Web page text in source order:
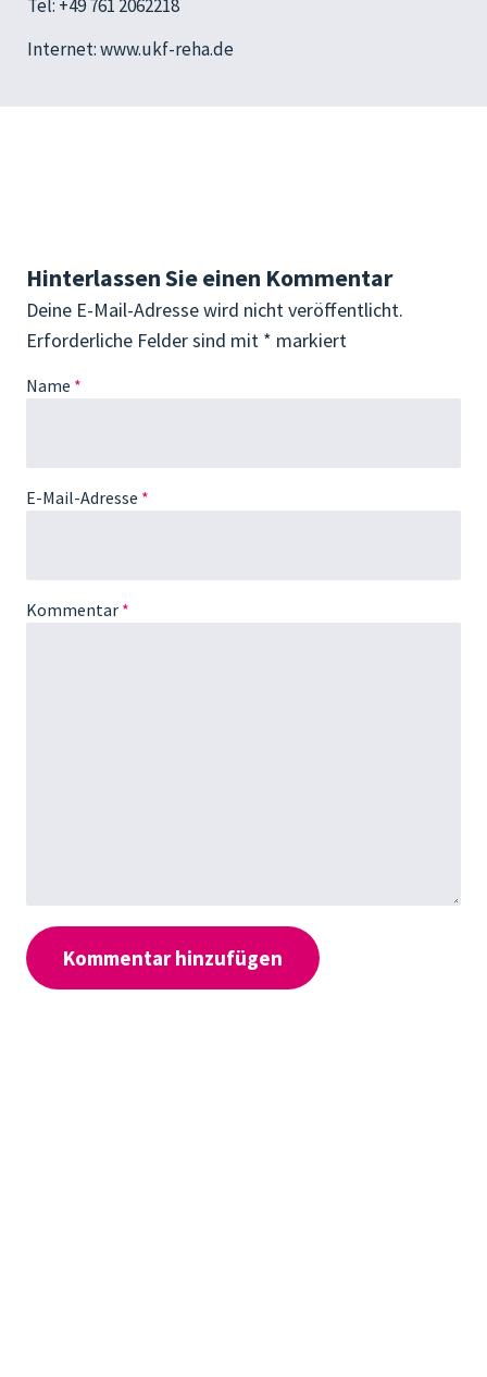
Tel: +49 761 2062218
Internet:www.ukf-reha.de
Hinterlassen Sie einen Kommentar
Deine E-Mail-Adresse wird nicht veröffentlicht.
Erforderliche Felder sind mit * markiert
Name *
E-Mail-Adresse *
Kommentar *